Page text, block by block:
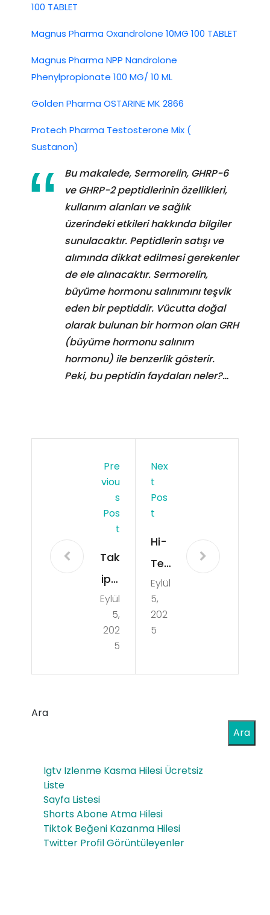
100 TABLET
Magnus Pharma Oxandrolone 10MG 100 TABLET
Magnus Pharma NPP Nandrolone
Phenylpropionate 100 MG/ 10 ML
Golden Pharma OSTARINE MK 2866
Protech Pharma Testosterone Mix (
Sustanon)
Bu makalede, Sermorelin, GHRP-6
ve GHRP-2 peptidlerinin özellikleri,
kullanım alanları ve sağlık
üzerindeki etkileri hakkında bilgiler
sunulacaktır. Peptidlerin satışı ve
alımında dikkat edilmesi gerekenler
de ele alınacaktır. Sermorelin,
büyüme hormonu salınımını teşvik
eden bir peptiddir. Vücutta doğal
olarak bulunan bir hormon olan GRH
(büyüme hormonu salınım
hormonu) ile benzerlik gösterir.
Peki, bu peptidin faydaları neler?…
Pre
Viou
S
Pos
T
Tak
ipçi
Sat
ın
Alır
kat
km
esi
Eylül
5,
202
5
Nex
T
Pos
T
Hi-
Tec
h
Fad
ogi
Agr
Fiy
at
Eylül
5,
202
5
Ara
Ara
Igtv Izlenme Kasma Hilesi Ücretsiz
Liste
Sayfa Listesi
Shorts Abone Atma Hilesi
Tiktok Beğeni Kazanma Hilesi
Twitter Profil Görüntüleyenler